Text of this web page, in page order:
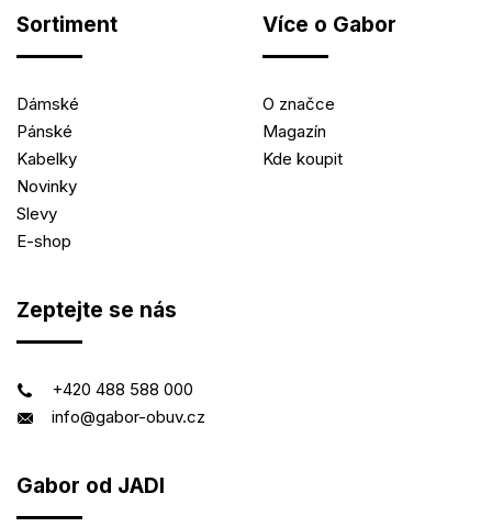
Sortiment
Dámské
Pánské
Kabelky
Novinky
Slevy
E-shop
Více o Gabor
O značce
Magazín
Kde koupit
Zeptejte se nás
+420 488 588 000
info@gabor-obuv.cz
Gabor od JADI